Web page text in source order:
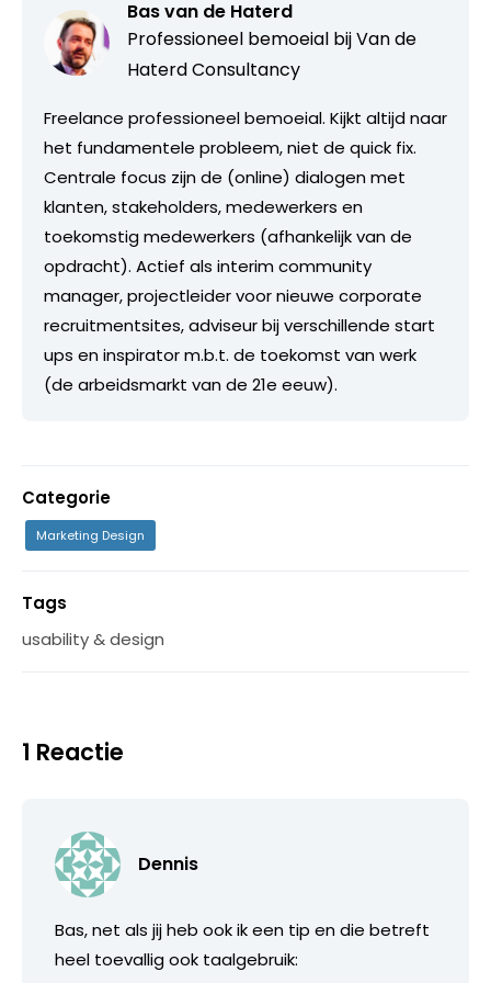
Bas van de Haterd
Professioneel bemoeial bijVan de
Haterd Consultancy
Freelance professioneel bemoeial. Kijkt altijd naar
het fundamentele probleem, niet de quick fix.
Centrale focus zijn de (online) dialogen met
klanten, stakeholders, medewerkers en
toekomstig medewerkers (afhankelijk van de
opdracht). Actief als interim community
manager, projectleider voor nieuwe corporate
recruitmentsites, adviseur bij verschillende start
ups en inspirator m.b.t. de toekomst van werk
(de arbeidsmarkt van de 21e eeuw).
Categorie
Marketing Design
Tags
usability & design
1 Reactie
Dennis
Bas, net als jij heb ook ik een tip en die betreft
heel toevallig ook taalgebruik: